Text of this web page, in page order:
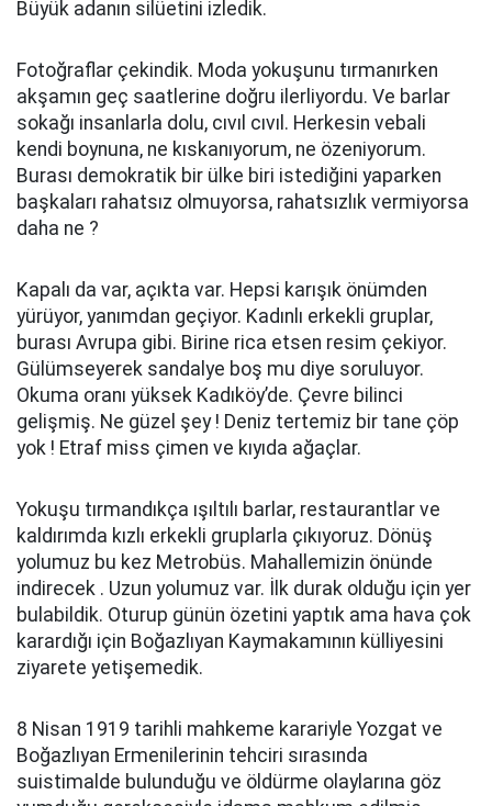
Büyük adanın silüetini izledik.
Fotoğraflar çekindik. Moda yokuşunu tırmanırken
akşamın geç saatlerine doğru ilerliyordu. Ve barlar
sokağı insanlarla dolu, cıvıl cıvıl. Herkesin vebali
kendi boynuna, ne kıskanıyorum, ne özeniyorum.
Burası demokratik bir ülke biri istediğini yaparken
başkaları rahatsız olmuyorsa, rahatsızlık vermiyorsa
daha ne ?
Kapalı da var, açıkta var. Hepsi karışık önümden
yürüyor, yanımdan geçiyor. Kadınlı erkekli gruplar,
burası Avrupa gibi. Birine rica etsen resim çekiyor.
Gülümseyerek sandalye boş mu diye soruluyor.
Okuma oranı yüksek Kadıköy’de. Çevre bilinci
gelişmiş. Ne güzel şey ! Deniz tertemiz bir tane çöp
yok ! Etraf miss çimen ve kıyıda ağaçlar.
Yokuşu tırmandıkça ışıltılı barlar, restaurantlar ve
kaldırımda kızlı erkekli gruplarla çıkıyoruz. Dönüş
yolumuz bu kez Metrobüs. Mahallemizin önünde
indirecek . Uzun yolumuz var. İlk durak olduğu için yer
bulabildik. Oturup günün özetini yaptık ama hava çok
karardığı için Boğazlıyan Kaymakamının külliyesini
ziyarete yetişemedik.
8 Nisan 1919 tarihli mahkeme karariyle Yozgat ve
Boğazlıyan Ermenilerinin tehciri sırasında
suistimalde bulunduğu ve öldürme olaylarına göz